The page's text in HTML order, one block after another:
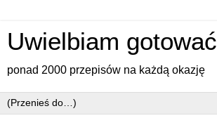
Uwielbiam gotować
ponad 2000 przepisów na każdą okazję